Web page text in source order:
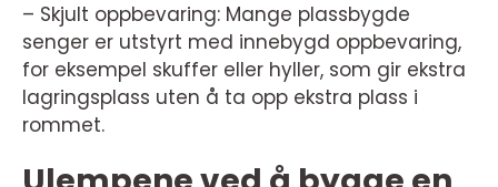
– Skjult oppbevaring: Mange plassbygde
senger er utstyrt med innebygd oppbevaring,
for eksempel skuffer eller hyller, som gir ekstra
lagringsplass uten å ta opp ekstra plass i
rommet.